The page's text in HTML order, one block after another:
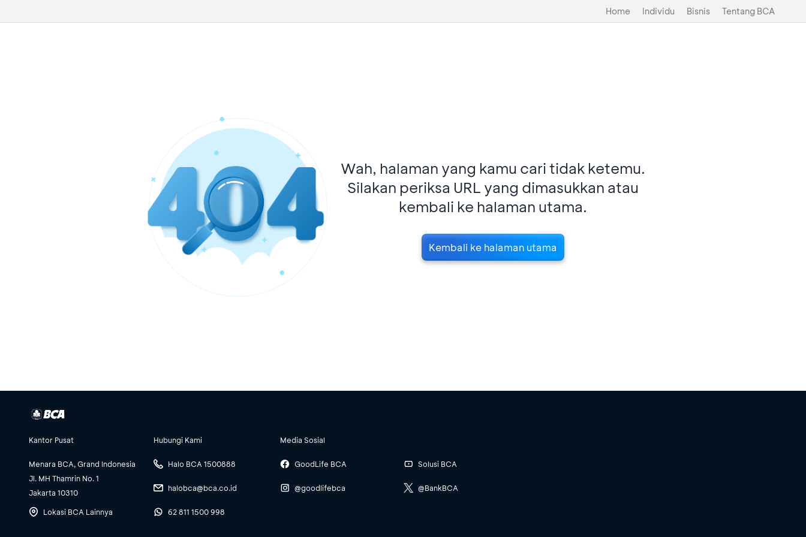
Home Individu Bisnis Tentang BCA
Wah, halaman yang kamu cari tidak ketemu.
Silakan periksa URL yang dimasukkan atau
kembali ke halaman utama.
Kembali ke halaman utama
Kantor Pusat
Menara BCA, Grand Indonesia
Jl. MH Thamrin No. 1
Jakarta 10310
Lokasi BCA Lainnya
Hubungi Kami
Halo BCA 1500888
halobca@bca.co.id
62 811 1500 998
Media Sosial
GoodLife BCA
@goodlifebca
Solusi BCA
@BankBCA